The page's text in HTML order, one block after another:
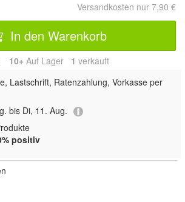
Versandkosten nur 7,90 €
In den Warenkorb
10+ Auf Lager 1 verkauft
Lastschrift, Ratenzahlung, Vorkasse per
bis Di, 11. Aug.
positiv